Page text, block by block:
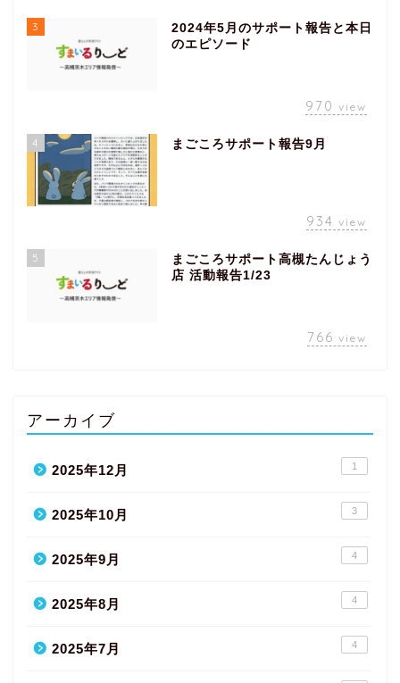
3
2024年5月のサポート報告と本日
のエピソード
970 view
4 まごころサポート報告9月
934 view
5
まごころサポート高槻たんじょう
店 活動報告1/23
766 view
アーカイブ
2025年12月 1
2025年10月 3
2025年9月 4
2025年8月 4
2025年7月 4